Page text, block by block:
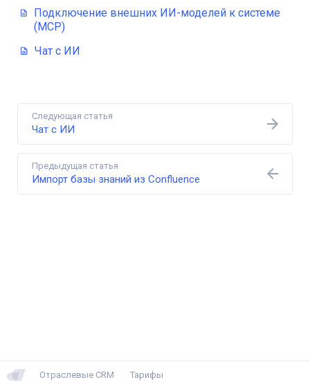
Подключение внешних ИИ-моделей к системе
(MCP)
Чат с ИИ
Предыдущая статья
Импорт базы знаний из Confluence
Следующая статья
Чат с ИИ
Отраслевые CRM Тарифы